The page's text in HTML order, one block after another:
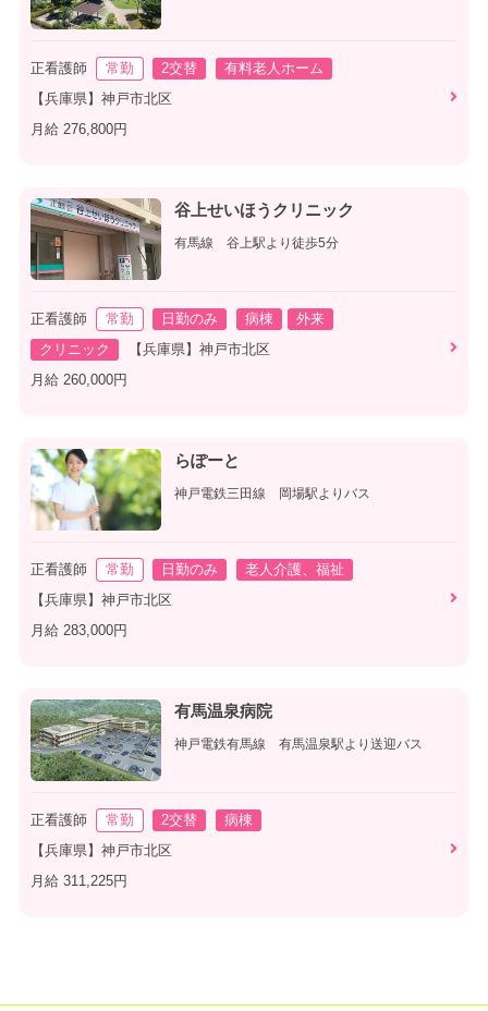
正看護師 常勤 2交替
有料老人ホーム
【兵庫県】神戸市北区
月給 276,800円
谷上せいほうクリニック
有馬線 谷上駅より徒歩5分
正看護師 常勤 日勤のみ 病棟
外来
クリニック
【兵庫県】神戸市北区
月給 260,000円
らぽーと
神戸電鉄三田線 岡場駅よりバス
正看護師 常勤 日勤のみ
老人介護、福祉
【兵庫県】神戸市北区
月給 283,000円
有馬温泉病院
神戸電鉄有馬線 有馬温泉駅より送迎バス
正看護師 常勤 2交替
病棟
【兵庫県】神戸市北区
月給 311,225円